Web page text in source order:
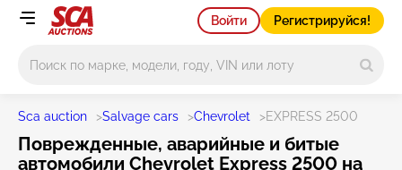
Войти Регистрируйся!
Sca auction >Salvage cars >Chevrolet >EXPRESS 2500
Поврежденные, аварийные и битые
автомобили Chevrolet Express 2500 на